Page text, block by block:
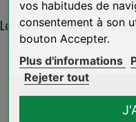
Les clients qui ont acheté ce
vos habitudes de
consentement à son
bouton Accepter.
Plus d'informations
Rejeter tout